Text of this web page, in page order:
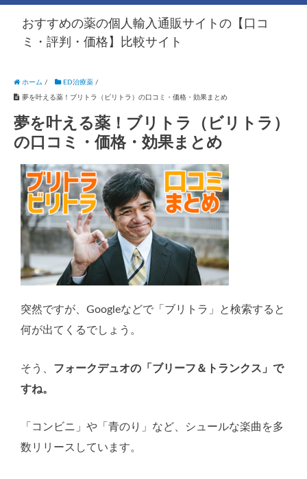
おすすめの薬の個人輸入通販サイトの【口コ
ミ・評判・価格】比較サイト
ホーム / ED治療薬 /
夢を叶える薬！ブリトラ（ビリトラ）の口コミ・価格・効果まとめ
夢を叶える薬！ブリトラ（ビリトラ）
の口コミ・価格・効果まとめ
突然ですが、Googleなどで「ブリトラ」と検索すると
何が出てくるでしょう。
そう、 フォークデュオの「ブリーフ＆トランクス」で
すね。
「コンビニ」や「青のり」など、シュールな楽曲を多
数リリースしています。